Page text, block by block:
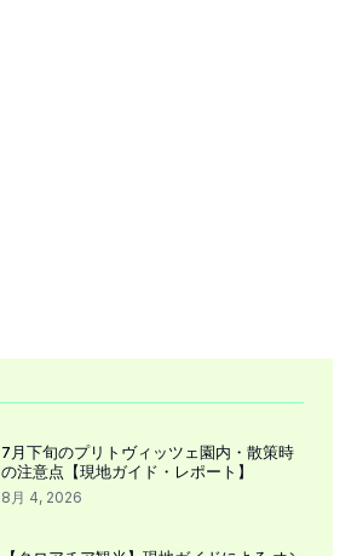
7月下旬のプリトヴィッツェ園内・散策時
の注意点【現地ガイド・レポート】
8月 4, 2026